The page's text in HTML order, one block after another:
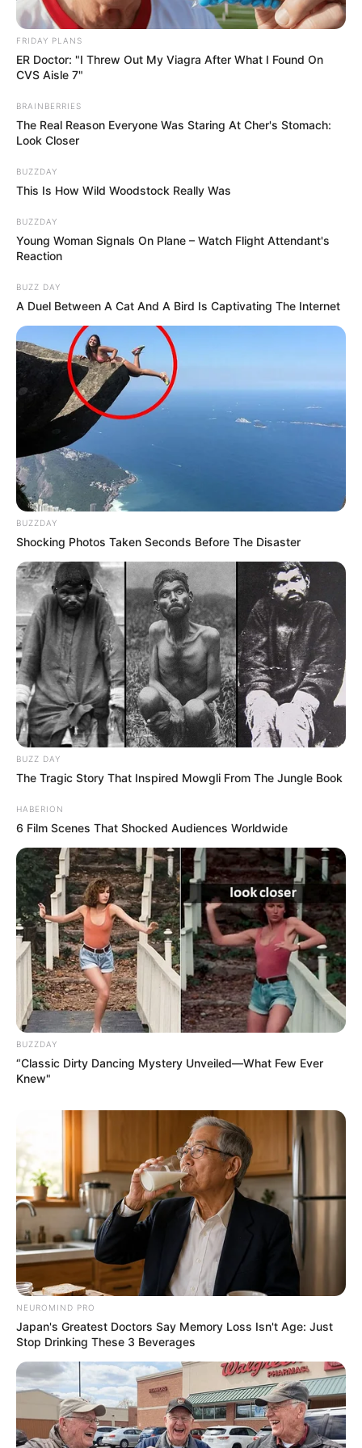
FRIDAY PLANS
ER Doctor: "I Threw Out My Viagra After What I Found On
CVS Aisle 7"
BRAINBERRIES
The Real Reason Everyone Was Staring At Cher's Stomach:
Look Closer
BUZZDAY
This Is How Wild Woodstock Really Was
BUZZDAY
Young Woman Signals On Plane – Watch Flight Attendant's
Reaction
BUZZ DAY
A Duel Between A Cat And A Bird Is Captivating The Internet
BUZZDAY
Shocking Photos Taken Seconds Before The Disaster
BUZZ DAY
The Tragic Story That Inspired Mowgli From The Jungle Book
HABERION
6 Film Scenes That Shocked Audiences Worldwide
BUZZDAY
“Classic Dirty Dancing Mystery Unveiled—What Few Ever
Knew"
NEUROMIND PRO
Japan's Greatest Doctors Say Memory Loss Isn't Age: Just
Stop Drinking These 3 Beverages